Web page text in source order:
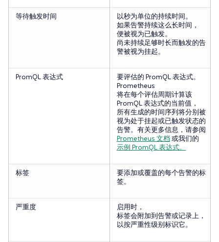
等待触发时间
以秒为单位的持续时间。
如果告警持续这么长时间，
便被视为已触发。
尚未持续足够时长而触发的告
警被视为挂起。
PromQL 表达式
要评估的 PromQL 表达式。
Prometheus
将在每个评估周期计算该
PromQL 表达式的当前值，
所有生成的时间序列将分别被
视为处于挂起或已触发状态的
告警。有关更多信息，请参阅
Prometheus 文档 或我们的
示例 PromQL 表达式。
标签
要添加或覆盖的每个告警的标
签。
严重度
启用时，
标签会附加到告警或记录上，
以按严重性级别标识它。